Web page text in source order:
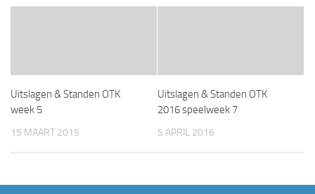
Uitslagen & Standen OTK
week 5
15 MAART 2015
Uitslagen & Standen OTK
2016 speelweek 7
5 APRIL 2016